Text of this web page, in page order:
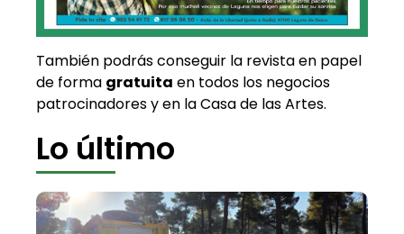
También podrás conseguir la revista en papel
de forma gratuita en todos los negocios
patrocinadores y en la Casa de las Artes.
Lo último